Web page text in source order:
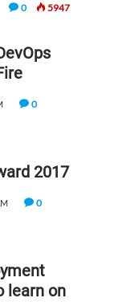
0 5947
0
2017
0
learn on